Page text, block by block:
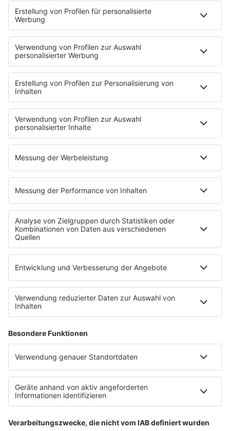
HOME
INFOS
Kontakt
Jobs & Praktika
Pressekontakt
Presse & Downloads
Wetter
Übersicht
bigFM App
radio.de
radioplayer.de
Partner
WERBUNG
Leistungen und Produkte
Ansprechpartner
RECHTLICHES
Impressum
Datenschutz
Datenschutzeinstellungen
Datenverarbeitung bei Gewinnspielen
Teilnahmebedingungen
Bildnachweise